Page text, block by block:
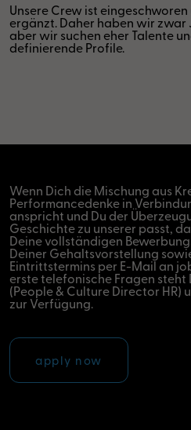
Unsere Crew ist
ergänzt. Daher haben wir zwar
aber wir suchen eher Talente
definierende Profile.
Wenn Dich die Mischung aus
Performancedenke in
anspricht und Du der
Geschichte zu unserer passt,
Deine vollständigen
Deiner Gehaltsvorstellung
Eintrittstermins per E-Mail an
erste telefonische Fragen steht
(People & Culture Director HR)
zur Verfügung.
apply now